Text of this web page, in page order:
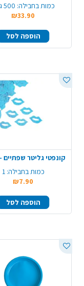
כמות בחבילה: 500 גרם
₪33.90
הוספה לסל
קונפטי גליטר
כמות בחבילה: 1
₪7.90
הוספה לסל